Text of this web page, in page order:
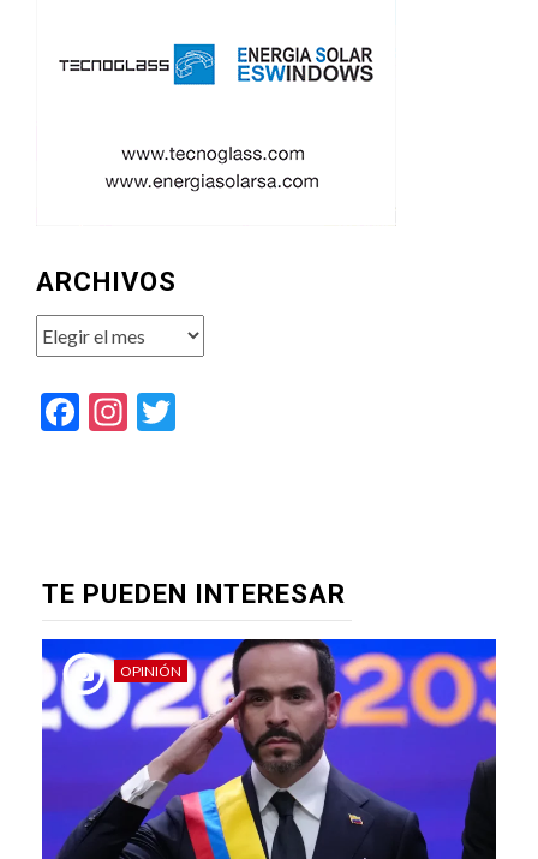
ARCHIVOS
Archivos
Facebook
Instagram
TE PUEDEN INTERESAR
OPINIÓN